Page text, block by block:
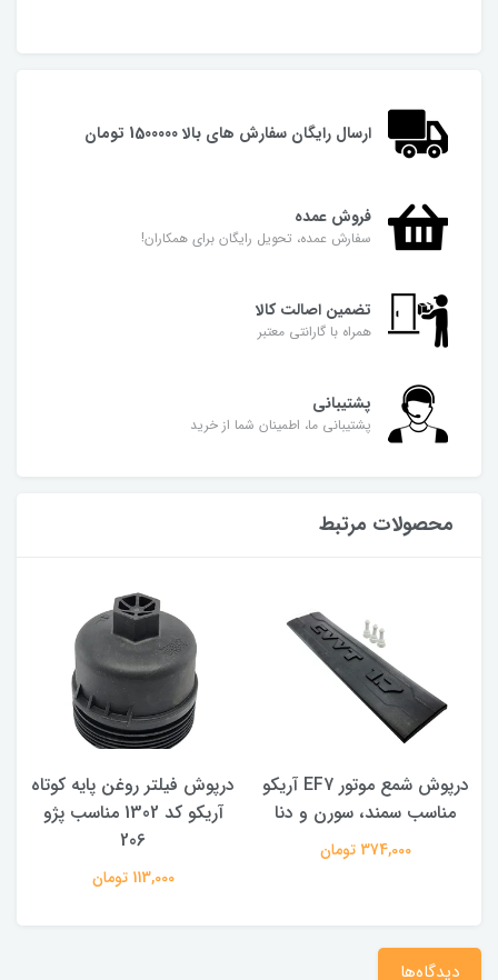
ارسال رایگان سفارش های بالا 1500000 تومان
فروش عمده
سفارش عمده، تحویل رایگان برای همکاران!
تضمین اصالت کالا
همراه با گارانتی معتبر
پشتیبانی
پشتیبانی ما، اطمینان شما از خرید
محصولات مرتبط
درپوش شمع موتور EF7 آریکو
مناسب سمند، سورن و دنا
374,000 تومان
درپوش فیلتر روغن پایه کوتاه
آریکو کد 1302 مناسب پژو
206
113,000 تومان
دیدگاه‌ها